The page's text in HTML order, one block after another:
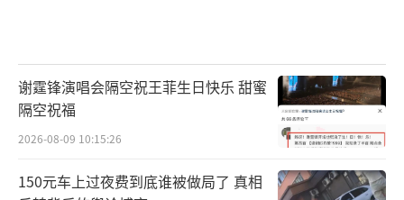
谢霆锋演唱会隔空祝王菲生日快乐 甜蜜
隔空祝福
2026-08-09 10:15:26
150元车上过夜费到底谁被做局了 真相